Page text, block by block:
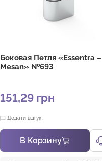
Боковая Петля «Essentra –
Mesan» №693
151,29 грн
Додати відгук
В Корзину